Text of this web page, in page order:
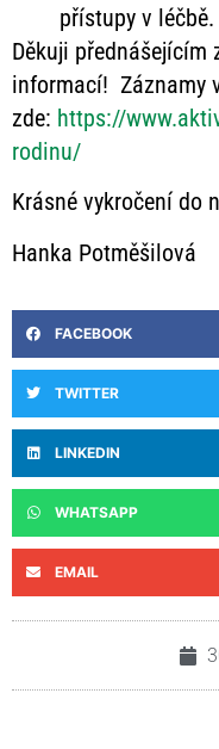
přístupy v léčbě.
Děkuji přednášejícím
informací! Záznamy
zde: https://
rodinu/
Krásné vykročení do
Hanka Potměšilová
FACEBOOK
TWITTER
LINKEDIN
WHATSAPP
EMAIL